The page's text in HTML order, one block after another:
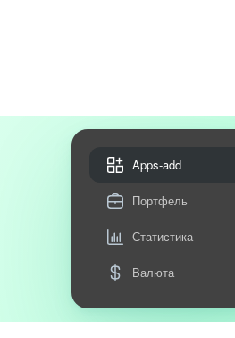
Apps-add
Портфель
Статистика
Валюта